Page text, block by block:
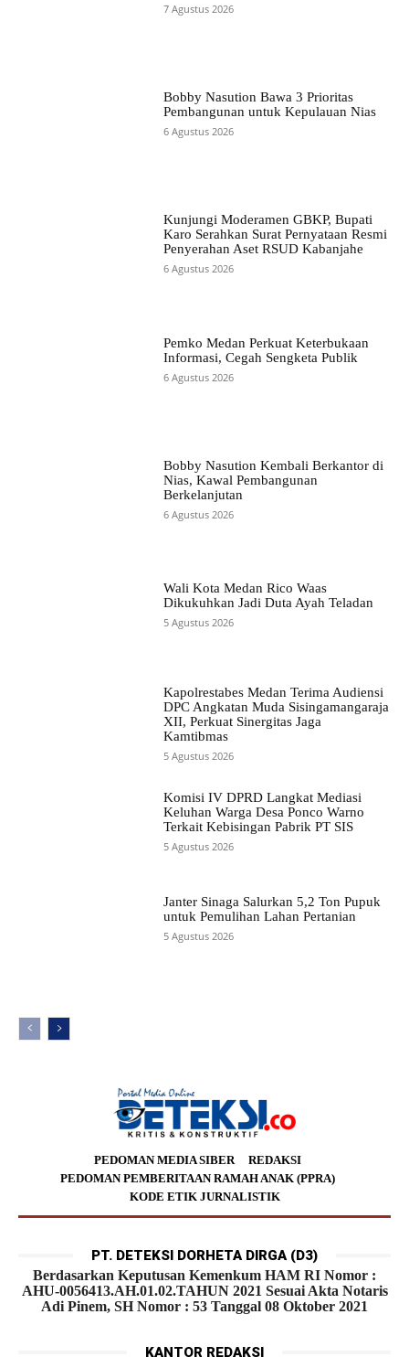
7 Agustus 2026
Bobby Nasution Bawa 3 Prioritas
Pembangunan untuk Kepulauan Nias
6 Agustus 2026
Kunjungi Moderamen GBKP, Bupati
Karo Serahkan Surat Pernyataan Resmi
Penyerahan Aset RSUD Kabanjahe
6 Agustus 2026
Pemko Medan Perkuat Keterbukaan
Informasi, Cegah Sengketa Publik
6 Agustus 2026
Bobby Nasution Kembali Berkantor di
Nias, Kawal Pembangunan
Berkelanjutan
6 Agustus 2026
Wali Kota Medan Rico Waas
Dikukuhkan Jadi Duta Ayah Teladan
5 Agustus 2026
Kapolrestabes Medan Terima Audiensi
DPC Angkatan Muda Sisingamangaraja
XII, Perkuat Sinergitas Jaga
Kamtibmas
5 Agustus 2026
Komisi IV DPRD Langkat Mediasi
Keluhan Warga Desa Ponco Warno
Terkait Kebisingan Pabrik PT SIS
5 Agustus 2026
Janter Sinaga Salurkan 5,2 Ton Pupuk
untuk Pemulihan Lahan Pertanian
5 Agustus 2026
PEDOMAN MEDIA SIBER
REDAKSI
PEDOMAN PEMBERITAAN RAMAH ANAK (PPRA)
KODE ETIK JURNALISTIK
PT. DETEKSI DORHETA DIRGA (D3)
Berdasarkan Keputusan Kemenkum HAM RI Nomor :
AHU-0056413.AH.01.02.TAHUN 2021 Sesuai Akta Notaris
Adi Pinem, SH Nomor : 53 Tanggal 08 Oktober 2021
KANTOR REDAKSI